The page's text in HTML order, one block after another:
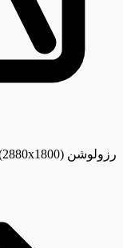
رزولوشن (2880x1800)